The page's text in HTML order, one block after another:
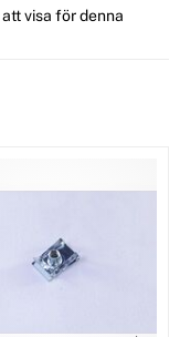
visa för denna